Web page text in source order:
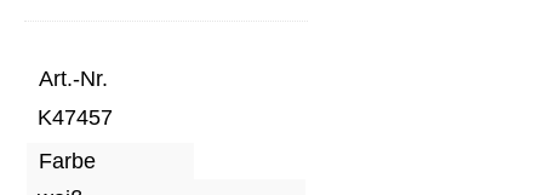
Art.-Nr.
K47457
Farbe